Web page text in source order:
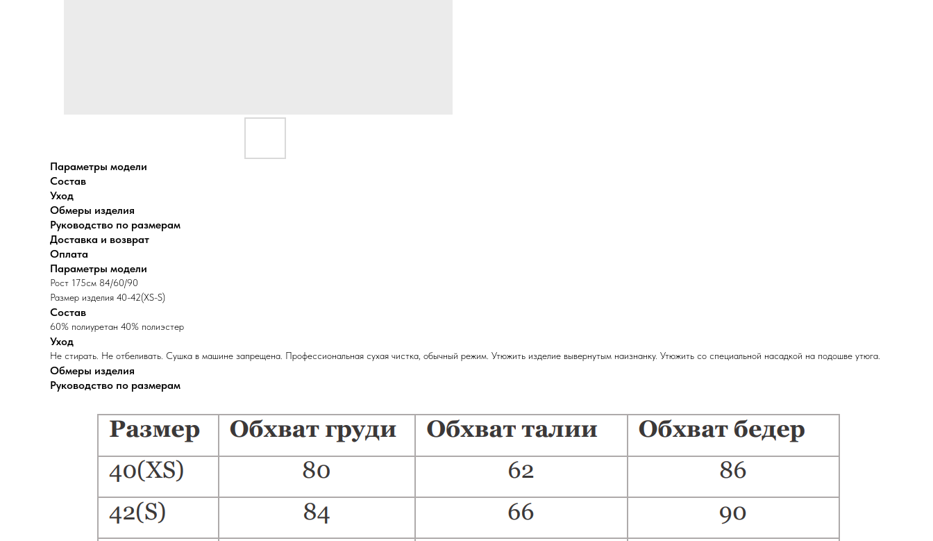
Параметры модели
Состав
Уход
Обмеры изделия
Руководство по размерам
Доставка и возврат
Оплата
Параметры модели
Рост 175см 84/60/90
Размер изделия 40-42(XS-S)
Состав
60% полиуретан 40% полиэстер
Уход
Не стирать. Не отбеливать. Сушка в машине запрещена. Профессиональная сухая чистка, обычный режим. Утюжить изделие вывернутым наизнанку. Утюжить со специальной насадкой на подошве утюга.
Обмеры изделия
Руководство по размерам